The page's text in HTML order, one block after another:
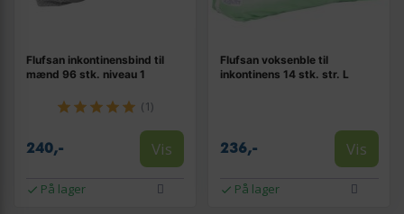
Flufsan inkontinensbind til
mænd 96 stk. niveau 1
(1)
240,- Vis
På lager
Flufsan voksenble til
inkontinens 14 stk. str. L
236,- Vis
På lager